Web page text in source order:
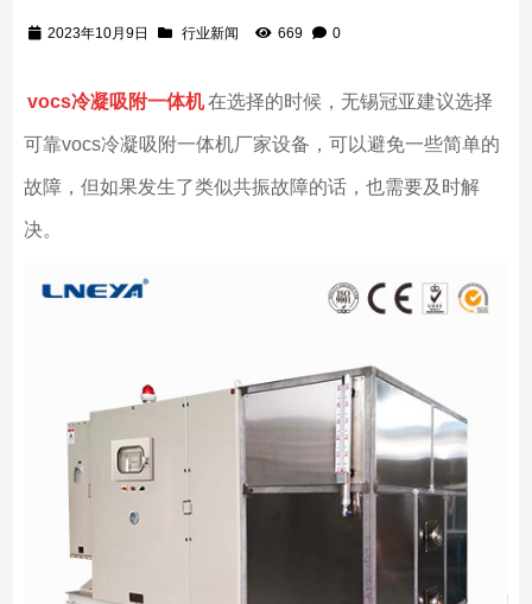
2023年10月9日 行业新闻 669 0
vocs冷凝吸附一体机在选择的时候，无锡冠亚建议选择
可靠vocs冷凝吸附一体机厂家设备，可以避免一些简单的
故障，但如果发生了类似共振故障的话，也需要及时解
决。